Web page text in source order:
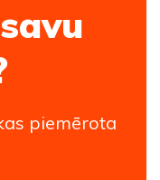
piemērota